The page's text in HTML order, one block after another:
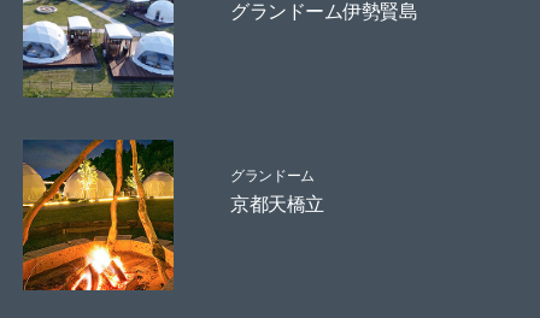
グランドーム伊勢賢島
グランドーム
京都天橋立